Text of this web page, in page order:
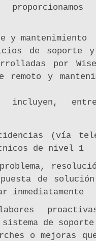
y mantenimiento
de soporte y
por
y
incluyen,
(vía
de nivel 1
de
inmediatamente
de soporte
o mejoras